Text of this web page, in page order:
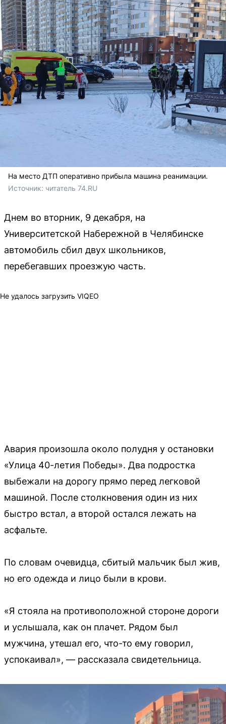
На место ДТП оперативно прибыла машина реанимации.
Источник: читатель 74.RU
Днем во вторник, 9 декабря, на
Университетской Набережной в Челябинске
автомобиль сбил двух школьников,
перебегавших проезжую часть.
Не удалось загрузить VIQEO
Авария произошла около полудня у остановки
«Улица 40-летия Победы». Два подростка
выбежали на дорогу прямо перед легковой
машиной. После столкновения один из них
быстро встал, а второй остался лежать на
асфальте.
По словам очевидца, сбитый мальчик был жив,
но его одежда и лицо были в крови.
«Я стояла на противоположной стороне дороги
и услышала, как он плачет. Рядом был
мужчина, утешал его, что-то ему говорил,
успокаивал», — рассказала свидетельница.